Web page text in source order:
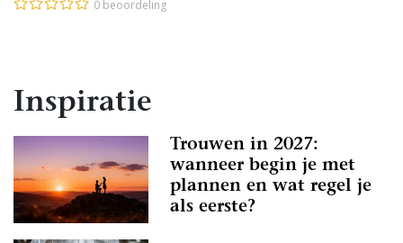
0 beoordeling
Inspiratie
Trouwen in 2027:
wanneer begin je met
plannen en wat regel je
als eerste?